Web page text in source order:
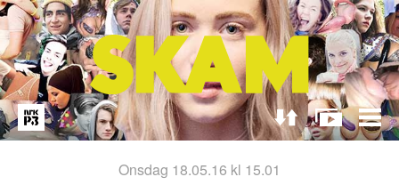
onsdag 18.05.16 kl 15.01